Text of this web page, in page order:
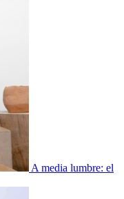
A media lumbre: el